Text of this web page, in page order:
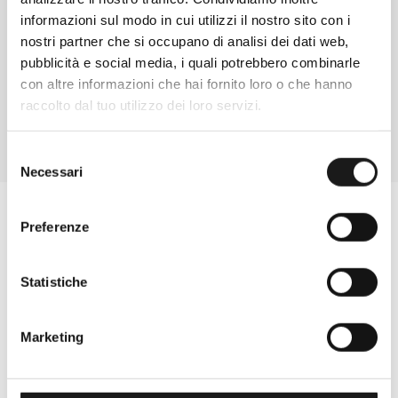
informazioni sul modo in cui utilizzi il nostro sito con i
nostri partner che si occupano di analisi dei dati web,
pubblicità e social media, i quali potrebbero combinarle
con altre informazioni che hai fornito loro o che hanno
raccolto dal tuo utilizzo dei loro servizi.
delNecessari
Preferenze
Statistiche
Marketing
Davide di RRTrek
CONTATTA